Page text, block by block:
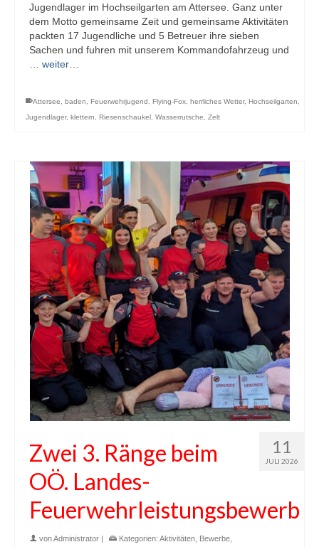
Jugendlager im Hochseilgarten am Attersee. Ganz unter
dem Motto gemeinsame Zeit und gemeinsame Aktivitäten
packten 17 Jugendliche und 5 Betreuer ihre sieben
Sachen und fuhren mit unserem Kommandofahrzeug und
weiter…
Attersee baden Feuerwehrjugend Flying-Fox herrliches Wetter, Hochseilgarten
Jugendlager, klettern Riesenschaukel Wasserrutsche Zelt
11
JULI 2026
Zwei 3. Ränge beim
OÖ. Landes-
Feuerwehrleistungsbewerb
vonAdministrator | Kategorien: Aktivitäten Bewerbe